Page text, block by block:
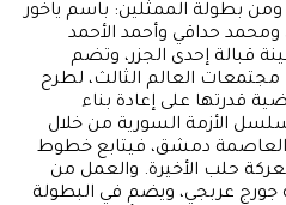
بطولة الممثلين: باسم ياخور
حداقي وأحمد الأحمد
قبالة إحدى الجزر، وتضم
العالم الثالث، لطرح
قدرتها على إعادة بناء
الأزمة السورية من خلال
العاصمة دمشق، فيتابع خطوط
حلب الأخيرة. والعمل من
جورج عربجي، ويضم في البطولة